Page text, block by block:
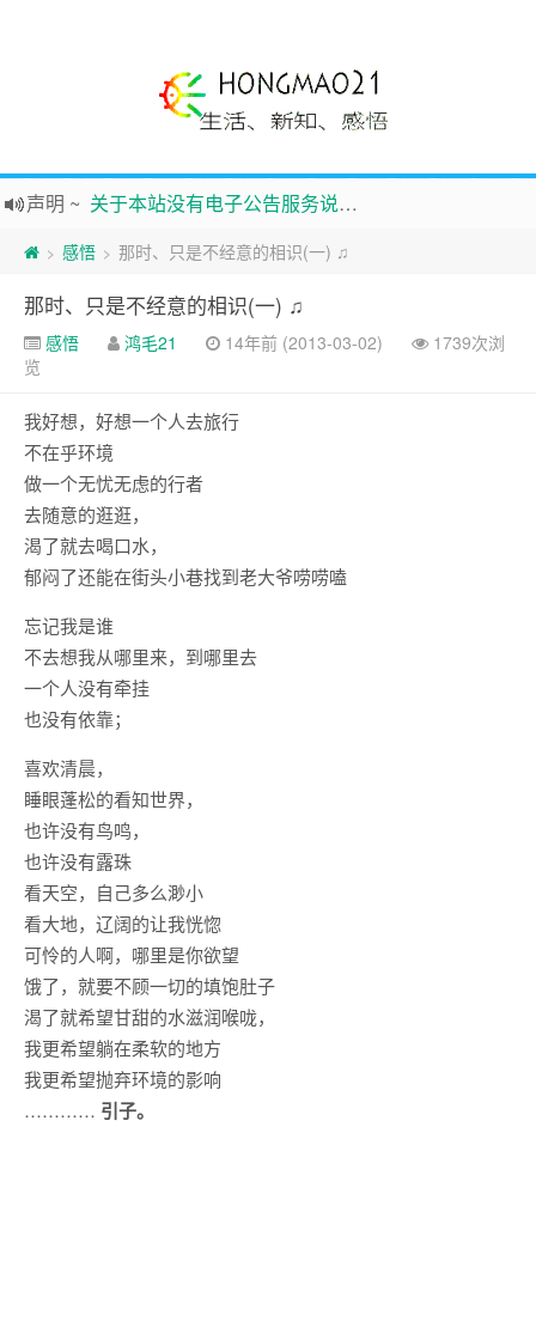
声明 ~ 关于本站没有电子公告服务说明-20180517
践行自由、开放、互助分享的互联网精神
鸿毛21-生活、新知、感悟 hongmao21.com
新的启程
> 感悟 > 那时、只是不经意的相识(一) ♫
那时、只是不经意的相识(一) ♫
感悟 鸿毛21 14年前 (2013-03-02)
1739次浏
览
我好想，好想一个人去旅行
不在乎环境
做一个无忧无虑的行者
去随意的逛逛，
渴了就去喝口水，
郁闷了还能在街头小巷找到老大爷唠唠嗑
忘记我是谁
不去想我从哪里来，到哪里去
一个人没有牵挂
也没有依靠；
喜欢清晨，
睡眼蓬松的看知世界，
也许没有鸟鸣，
也许没有露珠
看天空，自己多么渺小
看大地，辽阔的让我恍惚
可怜的人啊，哪里是你欲望
饿了，就要不顾一切的填饱肚子
渴了就希望甘甜的水滋润喉咙，
我更希望躺在柔软的地方
我更希望抛弃环境的影响
………… 引子。